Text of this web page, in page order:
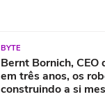
BYTE
Bernt Bornich,
em três anos, os
construindo a si